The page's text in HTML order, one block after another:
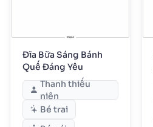
Đĩa Bữa Sáng Bánh
Quế Đáng Yêu
Thanh thiếu
niên
Bé trai